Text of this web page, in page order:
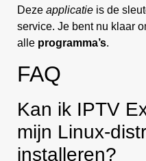
Deze applicatie is de
service. Je bent nu klaar
alle programma’s.
FAQ
Kan ik IPTV
mijn Linux-
installeren?